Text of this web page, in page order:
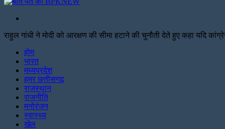
राहुल गांधी ने मोदी को आरक्षण की सीमा हटाने की चुनौती देते हुए कहा यदि
होम
भारत
मध्यप्रदेश
हमर छत्तीसगढ़
राजस्थान
राजनीति
मनोरंजन
स्वास्थ्य
खेल